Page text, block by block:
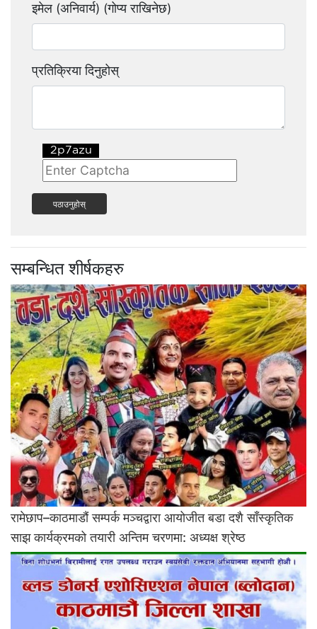
इमेल (अनिवार्य) (गोप्य राखिनेछ)
प्रतिक्रिया दिनुहोस्
पठाउनुहोस्
सम्बन्धित शीर्षकहरु
रामेछाप–काठमाडौं सम्पर्क मञ्चद्वारा आयोजीत बडा दशै साँस्कृतिक
साझ कार्यक्रमको तयारी अन्तिम चरणमा: अध्यक्ष श्रेष्ठ